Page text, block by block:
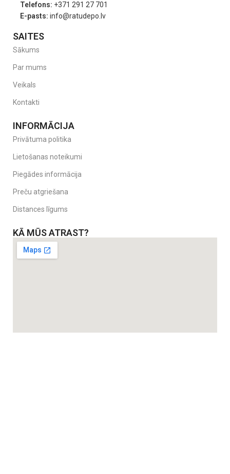
Telefons: +371 291 27 701
E-pasts: info@ratudepo.lv
SAITES
Sākums
Par mums
Veikals
Kontakti
INFORMĀCIJA
Privātuma politika
Lietošanas noteikumi
Piegādes informācija
Preču atgriešana
Distances līgums
KĀ MŪS ATRAST?